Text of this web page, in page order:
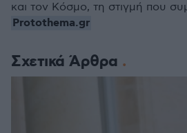
Σχετικά Άρθρα
και τον Κόσμο, τη στιγμή που
Protothema.gr